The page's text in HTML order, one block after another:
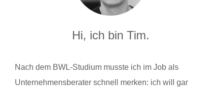
Hi, ich bin Tim.
Nach dem BWL-Studium musste ich im Job als
Unternehmensberater schnell merken: ich will gar